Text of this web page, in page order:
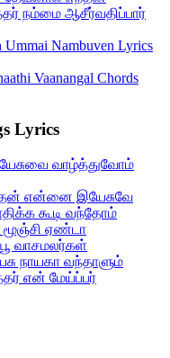
நம்மை ஆசீர்வதிப்பார்
Nambuven Lyrics
Vaanangal Chords
Lyrics
வாழ்த்துவோம்
என்னை இயேசுவே
கூடி வந்தோம்
மூஞ்சி ஏண்டா
பூ வாசமலர்கள்
நாயகா வந்தாளும்
என் மேய்ப்பர்